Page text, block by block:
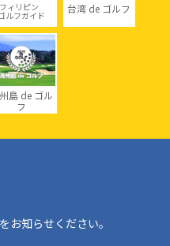
フィリピン
ルフガイド
台湾 de ゴルフ
島 de ゴル
フ
お知らせください。